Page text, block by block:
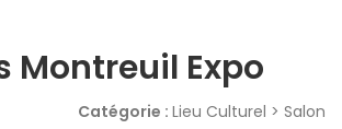
Montreuil Expo
Catégorie : Lieu Culturel > Salon